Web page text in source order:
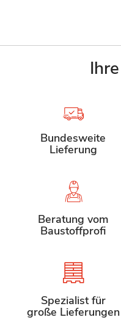
Bundesweite
Lieferung
Beratung vom
Baustoffprofi
Spezialist für
große Lieferungen